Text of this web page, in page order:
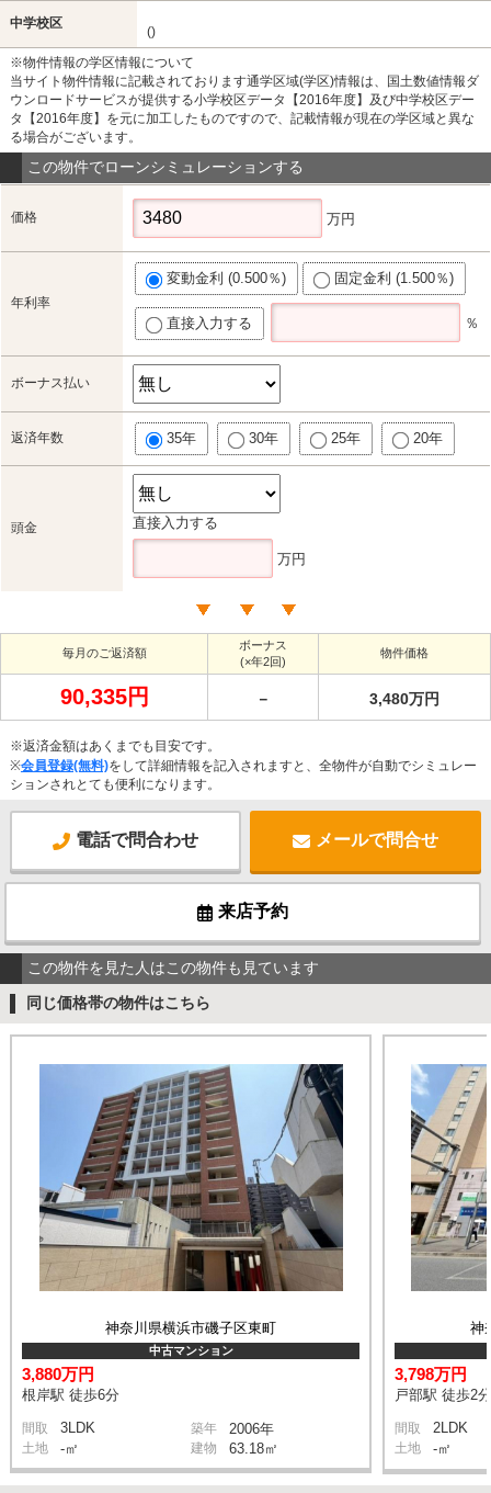
中学校区
()
※物件情報の学区情報について
当サイト物件情報に記載されております通学区域(学区)情報は、国土数値情報ダ
ウンロードサービスが提供する小学校区データ【2016年度】及び中学校区デー
タ【2016年度】を元に加工したものですので、記載情報が現在の学区域と異な
る場合がございます。
この物件でローンシミュレーションする
価格 万円
年利率
変動金利 (0.500％) 固定金利 (1.500％)
直接入力する ％
ボーナス払い
返済年数 35年 30年 25年 20年
頭金 直接入力する
万円
毎月のご返済額
ボーナス
(×年2回)
物件価格
90,335円 － 3,480万円
※返済金額はあくまでも目安です。
※会員登録(無料)をして詳細情報を記入されますと、全物件が自動でシミュレー
ションされとても便利になります。
電話で問合わせ メールで問合せ
来店予約
この物件を見た人はこの物件も見ています
同じ価格帯の物件はこちら
神奈川県横浜市磯子区東町
中古マンション
3,880万円
根岸駅 徒歩6分
間取 3LDK 築年 2006年
土地 -㎡ 建物 63.18㎡
神
3,798万円
戸部駅 徒歩2分
間取 2LDK
土地 -㎡